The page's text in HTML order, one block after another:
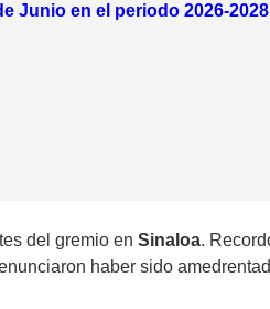
Junio en el periodo 2026-2028
del gremio en Sinaloa.
haber sido